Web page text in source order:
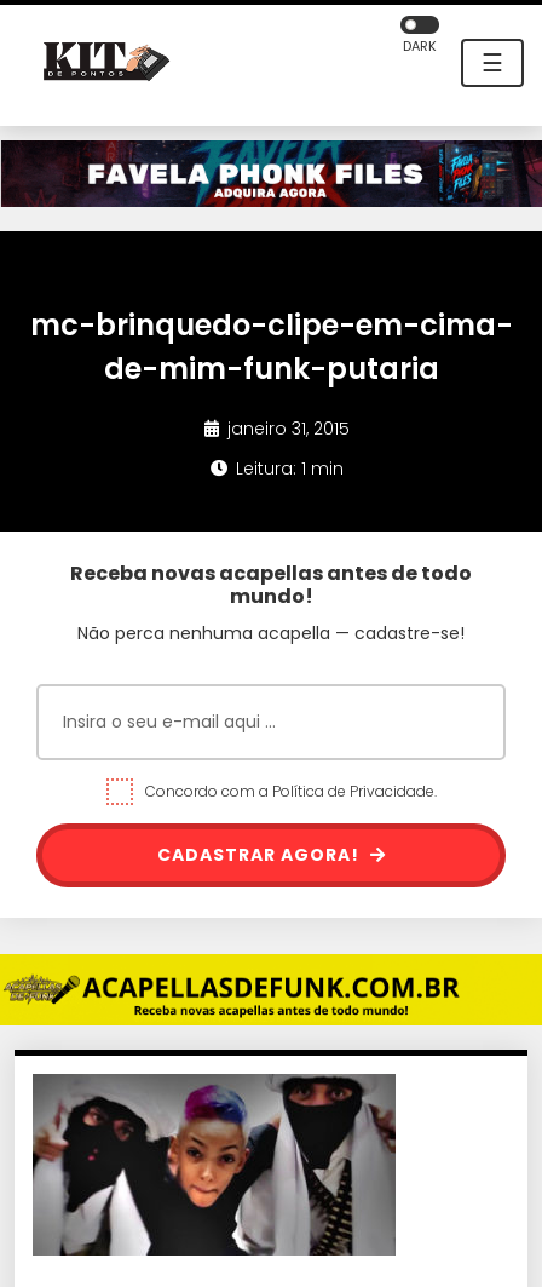
☰
DARK
mc-brinquedo-clipe-em-cima-
de-mim-funk-putaria
janeiro 31, 2015
Leitura: 1 min
Receba novas acapellas antes de todo
mundo!
Não perca nenhuma acapella — cadastre-se!
Concordo com a Política de Privacidade.
CADASTRAR AGORA!